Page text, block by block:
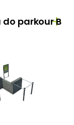
parkour B